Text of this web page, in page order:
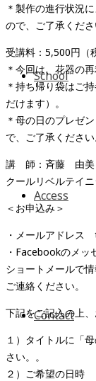
School
Access
Contact
＊製作の進行状況
ので、ご了承くださ
受講料：5,500円（
＊今回は、花器の
＊持ち帰り袋はご
だけます）。
＊母の日のプレゼ
で、ご了承ください
講 師：斉藤 由美
クールリベルテイ
＜お申込み＞
・メールアドレ
・Facebookのメッ
ショートメールで
ご連絡ください。
下記をご記入の上、
１）タイトルに「
さい。。
２）ご希望の日時